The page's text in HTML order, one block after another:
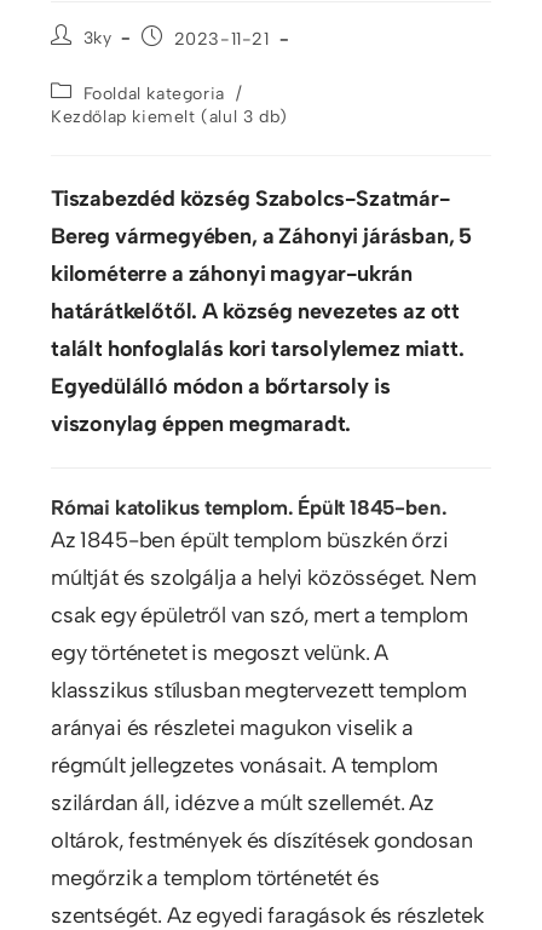
3ky 2023-11-21
Fooldal kategoria /
Kezdőlap kiemelt (alul 3 db)
Tiszabezdéd község Szabolcs-Szatmár-
Bereg vármegyében, a Záhonyi járásban, 5
kilométerre a záhonyi magyar-ukrán
határátkelőtől. A község nevezetes az ott
talált honfoglalás kori tarsolylemez miatt.
Egyedülálló módon a bőrtarsoly is
viszonylag éppen megmaradt.
Római katolikus templom. Épült 1845-ben.
Az 1845-ben épült templom büszkén őrzi
múltját és szolgálja a helyi közösséget. Nem
csak egy épületről van szó, mert a templom
egy történetet is megoszt velünk. A
klasszikus stílusban megtervezett templom
arányai és részletei magukon viselik a
régmúlt jellegzetes vonásait. A templom
szilárdan áll, idézve a múlt szellemét. Az
oltárok, festmények és díszítések gondosan
megőrzik a templom történetét és
szentségét. Az egyedi faragások és részletek